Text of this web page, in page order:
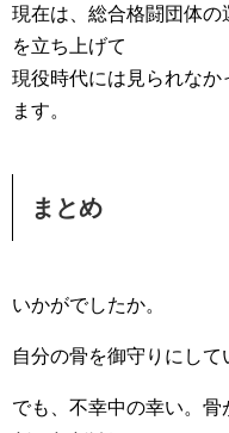
現在は、総合格闘団体の
を立ち上げて
現役時代には見られな
ます。
まとめ
いかがでしたか。
自分の骨を御守りにして
でも、不幸中の幸い。